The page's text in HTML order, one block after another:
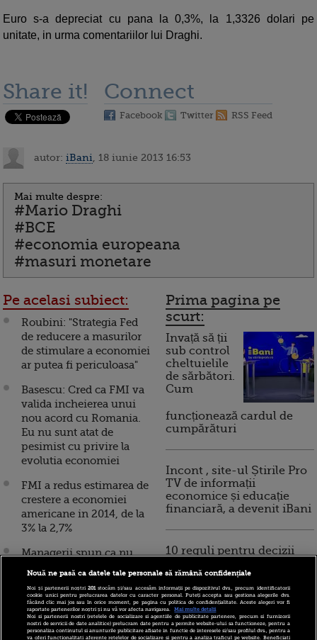
Euro s-a depreciat cu pana la 0,3%, la 1,3326 dolari pe
unitate, in urma comentariilor lui Draghi.
Share it! Connect
Facebook Twitter RSS Feed
autor: iBani , 18 iunie 2013 16:53
Mai multe despre:
#Mario Draghi
#BCE
#economia europeana
#masuri monetare
Pe acelasi subiect:
Roubini: "Strategia Fed
de reducere a masurilor
de stimulare a economiei
ar putea fi periculoasa"
Basescu: Cred ca FMI va
valida incheierea unui
nou acord cu Romania.
Eu nu sunt atat de
pesimist cu privire la
evolutia economiei
FMI a redus estimarea de
crestere a economiei
americane in 2014, de la
3% la 2,7%
Managerii spun ca nu
mai pot plati salariile de
romani dezvolta jocuri
pentru Facebook, iar
China se pregateste sa
Prima pagina pe
scurt:
Invață să ții
sub control
cheltuielile
de sărbători.
Cum
funcționează cardul de
cumpărături
Incont , site-ul Știrile Pro
TV de informații
economice și educație
financiară, a devenit iBani
10 reguli pentru decizii
Nouă ne pasă ca datele tale personale să rămână confidențiale
Noi și partenerii noștri201stocăm și/sau accesăm informații pe dispozitivul dvs., precum identificatorii
cookie unici pentru prelucrarea datelor cu caracter personal. Puteți accepta sau gestiona alegerile dvs.
făcând clic mai jos sau în orice moment, pe pagina cu politica de confidențialitate. Aceste alegeri vor fi
raportate partenerilor noștri și nu vă vor afecta navigarea.
Mai multe detalii
Noi si partenerii nostri (retelele de socializare si agentiile de publicitate partenere, precum si furnizorii
nostri de servicii de date analitice) prelucram date pentru a permite website-ului sa functioneze, pentru a
personaliza continutul si anunturile publicitare afisate in functie de interesele si/sau profilul dvs., pentru a
va oferi functionalitati aferente retelelor de socializare si pentru a analiza traficul pe website. Beneficiati